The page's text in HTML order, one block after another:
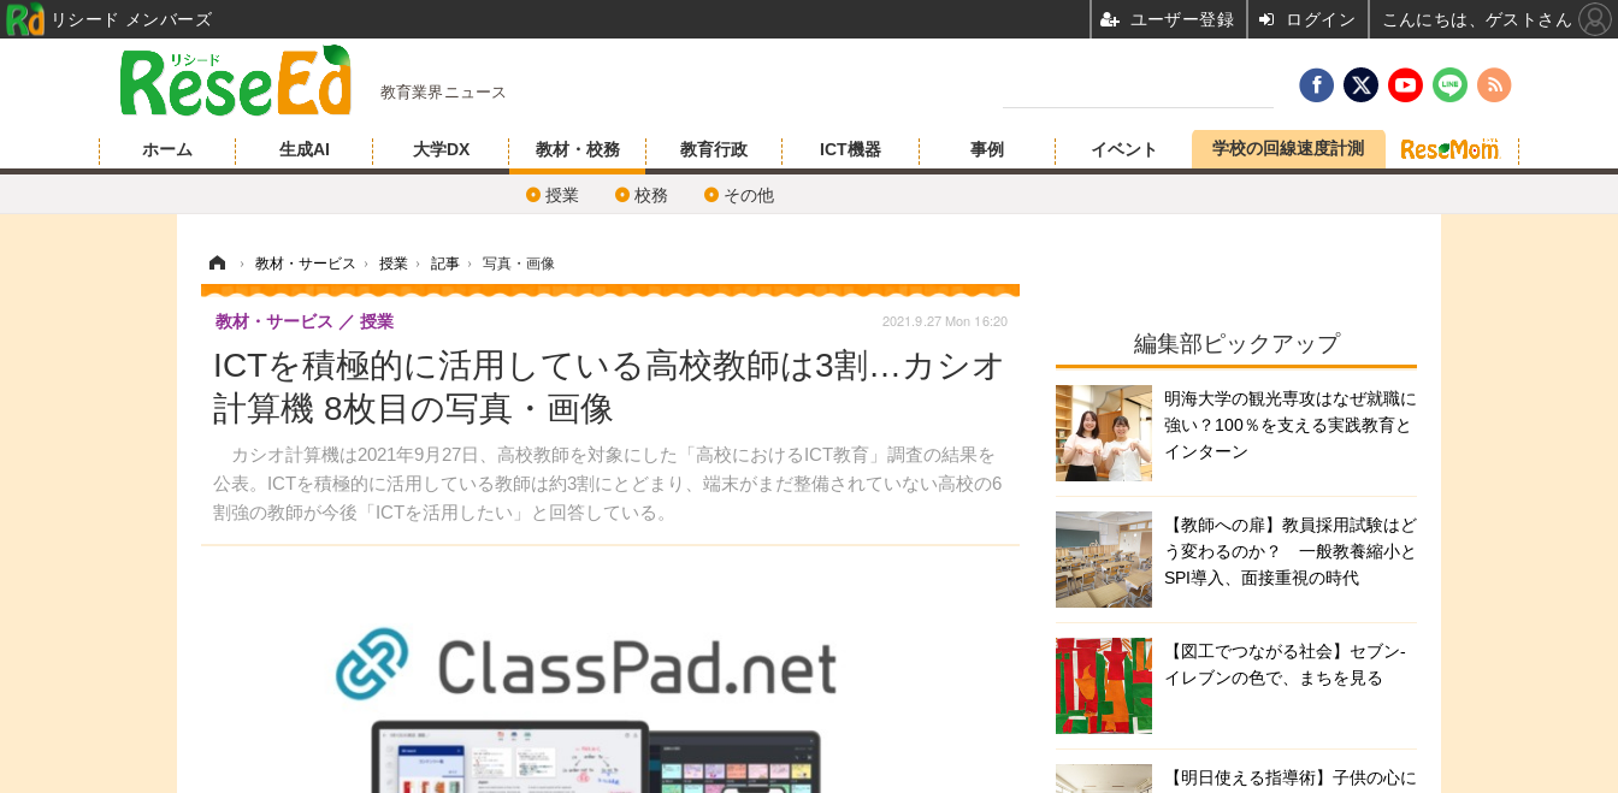
教育業界ニュース
ホーム 生成AI 大学DX 教材・校務
授業 校務 その他
教育行政 ICT機器 事例 イベント 学校の回線速度計測
› 教材・サービス › 授業 › 記事 › 写真・画像
ICTを積極的に活用している高校教師は3割…カシオ
計算機 8枚目の写真・画像
カシオ計算機は2021年9月27日、高校教師を対象にした「高校におけるICT教育」調査の結果を
公表。ICTを積極的に活用している教師は約3割にとどまり、端末がまだ整備されていない高校の6
割強の教師が今後「ICTを活用したい」と回答している。
教材・サービス 授業 2021.9.27 Mon 16:20
編集部ピックアップ
明海大学の観光専攻はなぜ就職に
強い？100％を支える実践教育と
インターン
【教師への扉】教員採用試験はど
う変わるのか？ 一般教養縮小と
SPI導入、面接重視の時代
【図工でつながる社会】セブン‐
イレブンの色で、まちを見る
【明日使える指導術】子供の心に
リシード メンバーズ ユーザー登録 ログイン こんにちは、ゲストさん